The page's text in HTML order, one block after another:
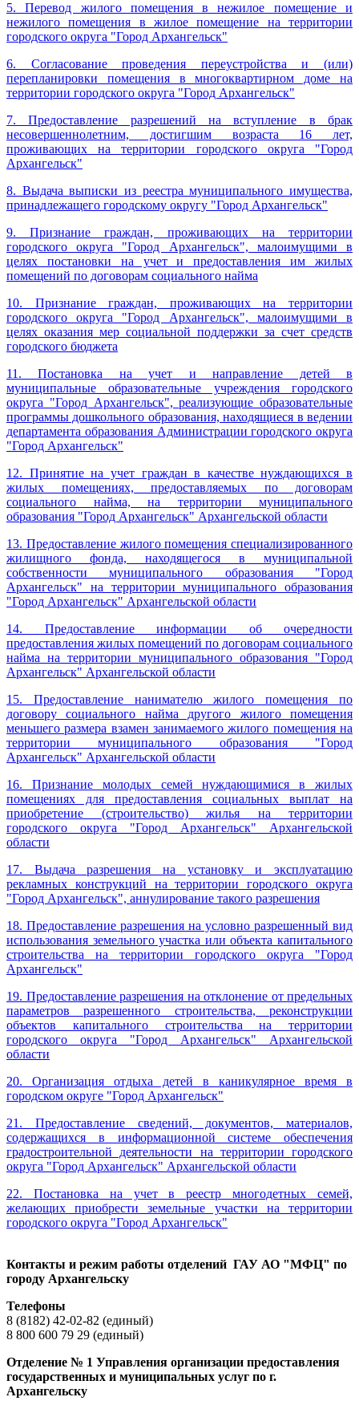
5. Перевод жилого помещения в нежилое помещение и
нежилого помещения в жилое помещение на территории
городского округа "Город Архангельск"
6. Согласование проведения переустройства и (или)
перепланировки помещения в многоквартирном доме на
территории городского округа "Город Архангельск"
7. Предоставление разрешений на вступление в брак
несовершеннолетним, достигшим возраста 16 лет,
проживающих на территории городского округа "Город
Архангельск"
8. Выдача выписки из реестра муниципального имущества,
принадлежащего городскому округу "Город Архангельск"
9. Признание граждан, проживающих на территории
городского округа "Город Архангельск", малоимущими в
целях постановки на учет и предоставления им жилых
помещений по договорам социального найма
10. Признание граждан, проживающих на территории
городского округа "Город Архангельск", малоимущими в
целях оказания мер социальной поддержки за счет средств
городского бюджета
11. Постановка на учет и направление детей в
муниципальные образовательные учреждения городского
округа "Город Архангельск", реализующие образовательные
программы дошкольного образования, находящиеся в ведении
департамента образования Администрации городского округа
"Город Архангельск"
12. Принятие на учет граждан в качестве нуждающихся в
жилых помещениях, предоставляемых по договорам
социального найма, на территории муниципального
образования "Город Архангельск" Архангельской области
13. Предоставление жилого помещения специализированного
жилищного фонда, находящегося в муниципальной
собственности муниципального образования "Город
Архангельск" на территории муниципального образования
"Город Архангельск" Архангельской области
14. Предоставление информации об очередности
предоставления жилых помещений по договорам социального
найма на территории муниципального образования "Город
Архангельск" Архангельской области
15. Предоставление нанимателю жилого помещения по
договору социального найма другого жилого помещения
меньшего размера взамен занимаемого жилого помещения на
территории муниципального образования "Город
Архангельск" Архангельской области
16. Признание молодых семей нуждающимися в жилых
помещениях для предоставления социальных выплат на
приобретение (строительство) жилья на территории
городского округа "Город Архангельск" Архангельской
области
17. Выдача разрешения на установку и эксплуатацию
рекламных конструкций на территории городского округа
"Город Архангельск", аннулирование такого разрешения
18. Предоставление разрешения на условно разрешенный вид
использования земельного участка или объекта капитального
строительства на территории городского округа "Город
Архангельск"
19. Предоставление разрешения на отклонение от предельных
параметров разрешенного строительства, реконструкции
объектов капитального строительства на территории
городского округа "Город Архангельск" Архангельской
области
20. Организация отдыха детей в каникулярное время в
городском округе "Город Архангельск"
21. Предоставление сведений, документов, материалов,
содержащихся в информационной системе обеспечения
градостроительной деятельности на территории городского
округа "Город Архангельск" Архангельской области
22. Постановка на учет в реестр многодетных семей,
желающих приобрести земельные участки на территории
городского округа "Город Архангельск"
Контакты и режим работы отделений ГАУ АО "МФЦ" по
городу Архангельску
Телефоны
8 (8182) 42-02-82 (единый)
8 800 600 79 29 (единый)
Отделение № 1 Управления организации предоставления
государственных и муниципальных услуг по г.
Архангельску